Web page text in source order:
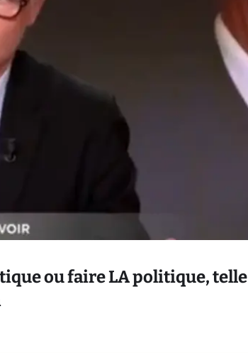
ou faire LA politique, telle